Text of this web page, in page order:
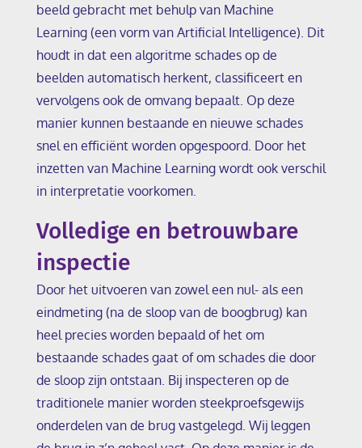
beeld gebracht met behulp van Machine
Learning (een vorm van Artificial Intelligence). Dit
houdt in dat een algoritme schades op de
beelden automatisch herkent, classificeert en
vervolgens ook de omvang bepaalt. Op deze
manier kunnen bestaande en nieuwe schades
snel en efficiënt worden opgespoord. Door het
inzetten van Machine Learning wordt ook verschil
in interpretatie voorkomen.
Volledige en betrouwbare
inspectie
Door het uitvoeren van zowel een nul- als een
eindmeting (na de sloop van de boogbrug) kan
heel precies worden bepaald of het om
bestaande schades gaat of om schades die door
de sloop zijn ontstaan. Bij inspecteren op de
traditionele manier worden steekproefsgewijs
onderdelen van de brug vastgelegd. Wij leggen